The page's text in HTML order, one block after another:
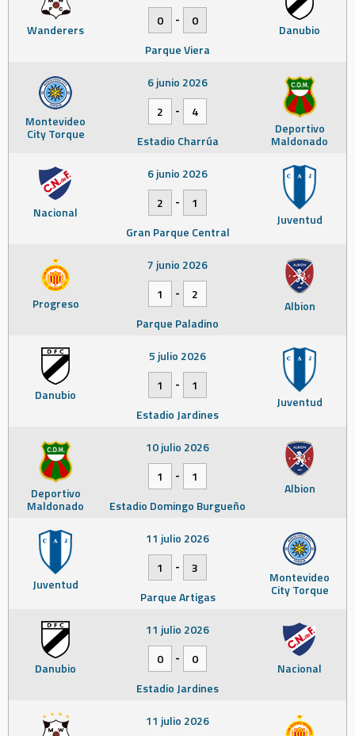
Wanderers Danubio
0
-
0
Parque Viera
Montevideo
City Torque Deportivo
Maldonado
6 junio 2026
2
-
4
Estadio Charrúa
Nacional Juventud
6 junio 2026
2
-
1
Gran Parque Central
Progreso Albion
7 junio 2026
1
-
2
Parque Paladino
Danubio Juventud
5 julio 2026
1
-
1
Estadio Jardines
Deportivo
Maldonado
Albion
10 julio 2026
1
-
1
Estadio Domingo Burgueño
Juventud Montevideo
City Torque
11 julio 2026
1
-
3
Parque Artigas
Danubio Nacional
11 julio 2026
0
-
0
Estadio Jardines
11 julio 2026